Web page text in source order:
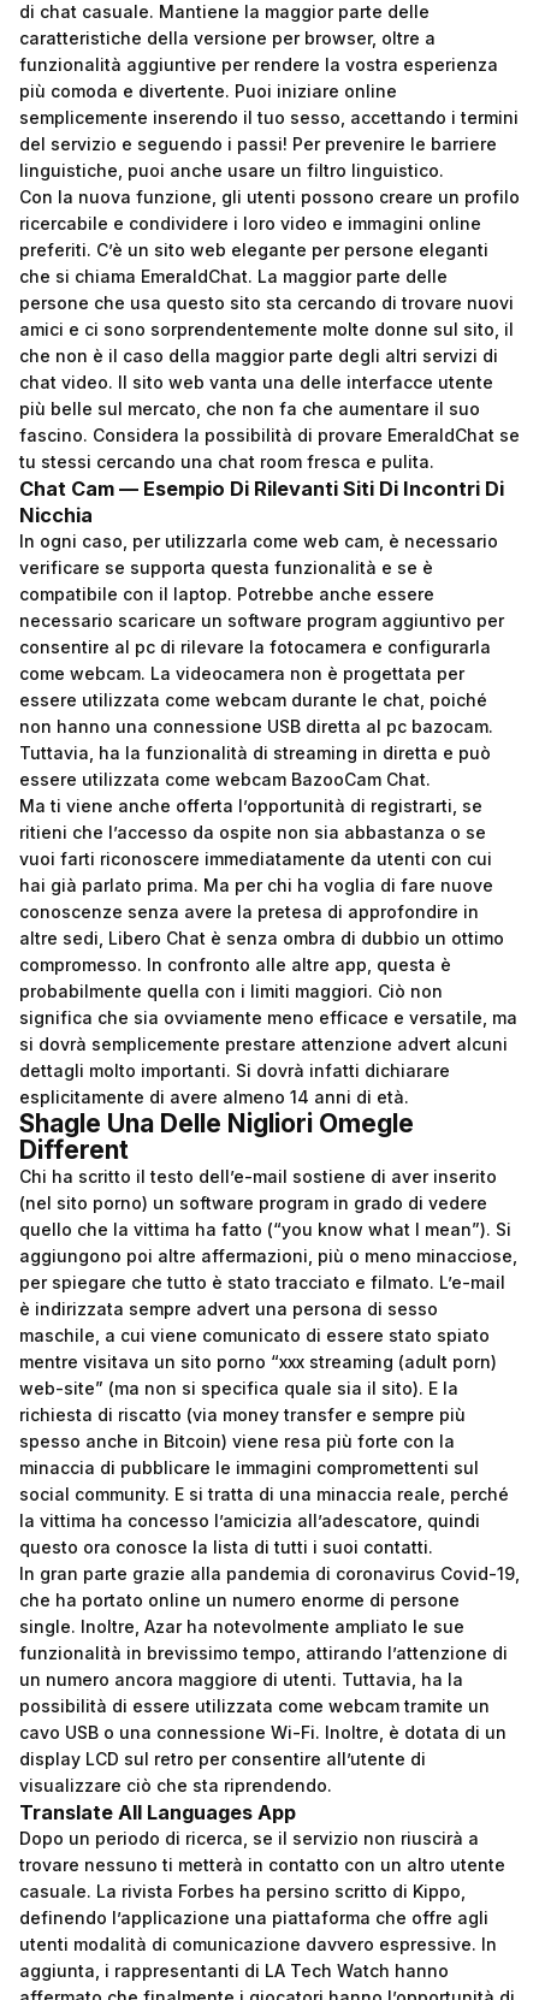
di chat casuale. Mantiene la maggior parte delle
caratteristiche della versione per browser, oltre a
funzionalità aggiuntive per rendere la vostra esperienza
più comoda e divertente. Puoi iniziare online
semplicemente inserendo il tuo sesso, accettando i termini
del servizio e seguendo i passi! Per prevenire le barriere
linguistiche, puoi anche usare un filtro linguistico.
Con la nuova funzione, gli utenti possono creare un profilo
ricercabile e condividere i loro video e immagini online
preferiti. C’è un sito web elegante per persone eleganti
che si chiama EmeraldChat. La maggior parte delle
persone che usa questo sito sta cercando di trovare nuovi
amici e ci sono sorprendentemente molte donne sul sito, il
che non è il caso della maggior parte degli altri servizi di
chat video. Il sito web vanta una delle interfacce utente
più belle sul mercato, che non fa che aumentare il suo
fascino. Considera la possibilità di provare EmeraldChat se
tu stessi cercando una chat room fresca e pulita.
Chat Cam — Esempio Di Rilevanti Siti Di Incontri Di
Nicchia
In ogni caso, per utilizzarla come web cam, è necessario
verificare se supporta questa funzionalità e se è
compatibile con il laptop. Potrebbe anche essere
necessario scaricare un software program aggiuntivo per
consentire al pc di rilevare la fotocamera e configurarla
come webcam. La videocamera non è progettata per
essere utilizzata come webcam durante le chat, poiché
non hanno una connessione USB diretta al pc bazocam.
Tuttavia, ha la funzionalità di streaming in diretta e può
essere utilizzata come webcam BazooCam Chat.
Ma ti viene anche offerta l’opportunità di registrarti, se
ritieni che l’accesso da ospite non sia abbastanza o se
vuoi farti riconoscere immediatamente da utenti con cui
hai già parlato prima. Ma per chi ha voglia di fare nuove
conoscenze senza avere la pretesa di approfondire in
altre sedi, Libero Chat è senza ombra di dubbio un ottimo
compromesso. In confronto alle altre app, questa è
probabilmente quella con i limiti maggiori. Ciò non
significa che sia ovviamente meno efficace e versatile, ma
si dovrà semplicemente prestare attenzione advert alcuni
dettagli molto importanti. Si dovrà infatti dichiarare
esplicitamente di avere almeno 14 anni di età.
Shagle Una Delle Nigliori Omegle
Different
Chi ha scritto il testo dell’e-mail sostiene di aver inserito
(nel sito porno) un software program in grado di vedere
quello che la vittima ha fatto (“you know what I mean”). Si
aggiungono poi altre affermazioni, più o meno minacciose,
per spiegare che tutto è stato tracciato e filmato. L’e-mail
è indirizzata sempre advert una persona di sesso
maschile, a cui viene comunicato di essere stato spiato
mentre visitava un sito porno “xxx streaming (adult porn)
web-site” (ma non si specifica quale sia il sito). E la
richiesta di riscatto (via money transfer e sempre più
spesso anche in Bitcoin) viene resa più forte con la
minaccia di pubblicare le immagini compromettenti sul
social community. E si tratta di una minaccia reale, perché
la vittima ha concesso l’amicizia all’adescatore, quindi
questo ora conosce la lista di tutti i suoi contatti.
In gran parte grazie alla pandemia di coronavirus Covid-19,
che ha portato online un numero enorme di persone
single. Inoltre, Azar ha notevolmente ampliato le sue
funzionalità in brevissimo tempo, attirando l’attenzione di
un numero ancora maggiore di utenti. Tuttavia, ha la
possibilità di essere utilizzata come webcam tramite un
cavo USB o una connessione Wi-Fi. Inoltre, è dotata di un
display LCD sul retro per consentire all’utente di
visualizzare ciò che sta riprendendo.
Translate All Languages App
Dopo un periodo di ricerca, se il servizio non riuscirà a
trovare nessuno ti metterà in contatto con un altro utente
casuale. La rivista Forbes ha persino scritto di Kippo,
definendo l’applicazione una piattaforma che offre agli
utenti modalità di comunicazione davvero espressive. In
aggiunta, i rappresentanti di LA Tech Watch hanno